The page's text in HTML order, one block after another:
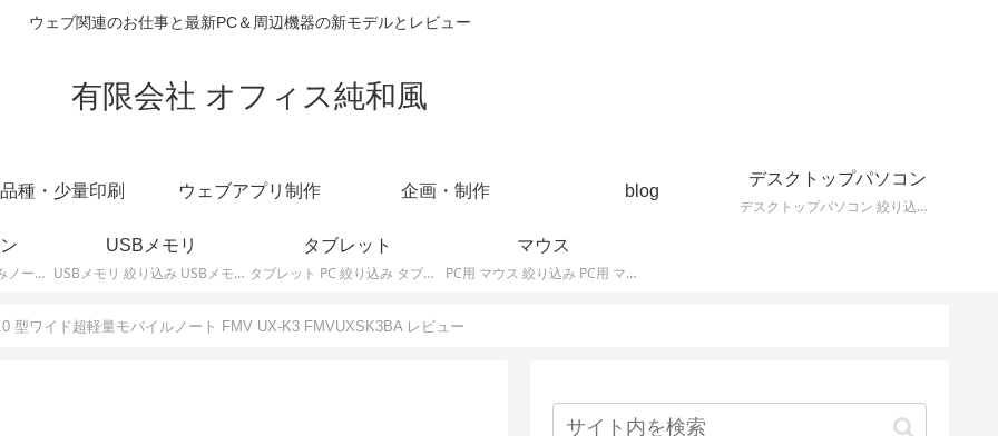
ウェブ関連のお仕事と最新PC＆周辺機器の新モデルとレビュー
有限会社 オフィス純和風
種・少量印刷 ウェブアプリ制作 企画・制作 blog
デスクトップパソコン
デスクトップパソコン 絞り込み デスクトップPCの最新モデルやスペック・仕様に関する情報。
ノートパソコン 絞り込みノートPCの最新モデルやスペック・仕様に関する情報。
USBメモリ
USBメモリ 絞り込み USBメモリの最新モデルやスペック・仕様に関する情報。
タブレット
タブレット PC 絞り込み タブレットの最新モデルやスペック・仕様に関する情報。
マウス
PC用 マウス 絞り込み PC用 マウス 最新モデルやスペック・仕様に関する情報。ワイヤレスマウス、有線マウス、接続タイプなど。
型ワイド超軽量モバイルノート FMV UX-K3 FMVUXSK3BA レビュー